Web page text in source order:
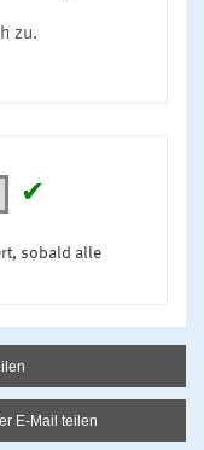
zu.
✔
sobald alle
E-Mail teilen